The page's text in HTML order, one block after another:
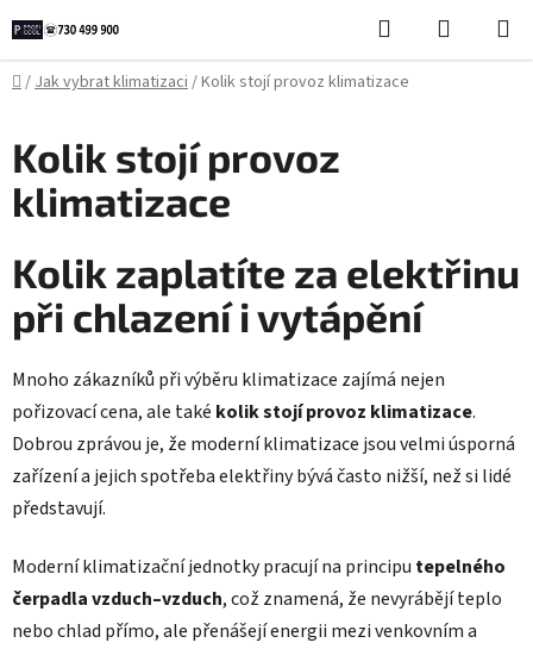
na
obsah
Hledat
KOŠÍK
Domů
/Jak vybrat klimatizaci/Kolik stojí provoz klimatizace
Kolik stojí provoz
klimatizace
Kolik zaplatíte za elektřinu
při chlazení i vytápění
Mnoho zákazníků při výběru klimatizace zajímá nejen
pořizovací cena, ale také kolik stojí provoz klimatizace.
Dobrou zprávou je, že moderní klimatizace jsou velmi úsporná
zařízení a jejich spotřeba elektřiny bývá často nižší, než si lidé
představují.
Moderní klimatizační jednotky pracují na principu tepelného
čerpadla vzduch–vzduch, což znamená, že nevyrábějí teplo
nebo chlad přímo, ale přenášejí energii mezi venkovním a